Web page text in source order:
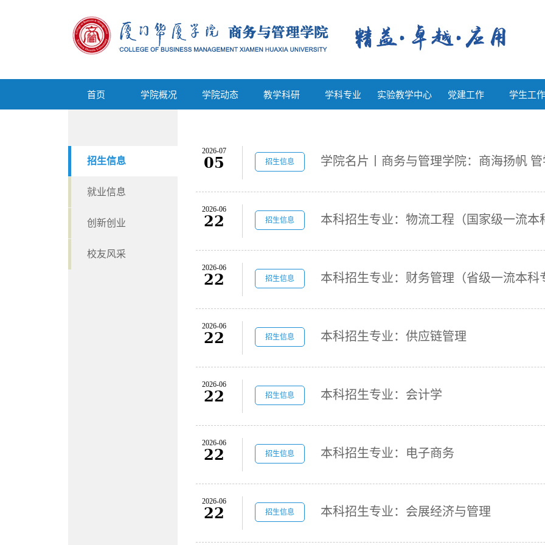
首页 学院概况 学院动态 教学科研 学科专业 实验教学中心 党建工作 学生工作
招生信息
就业信息
创新创业
校友风采
2026-07
05 学院名片丨商务与管理学院：商海扬帆
招生信息
2026-06
22 本科招生专业：物流工程（国家级一流本
招生信息
2026-06
22 本科招生专业：财务管理（省级一流本科
招生信息
2026-06
22 本科招生专业：供应链管理
招生信息
2026-06
22 本科招生专业：会计学
招生信息
2026-06
22 本科招生专业：电子商务
招生信息
2026-06
22 本科招生专业：会展经济与管理
招生信息